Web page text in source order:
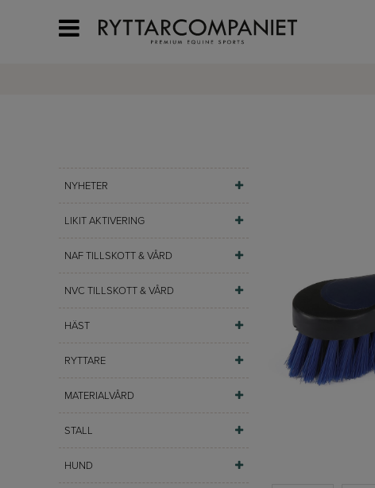
NYHETER
LIKIT AKTIVERING
NAF TILLSKOTT & VÅRD
NVC TILLSKOTT & VÅRD
HÄST
RYTTARE
MATERIALVÅRD
STALL
HUND